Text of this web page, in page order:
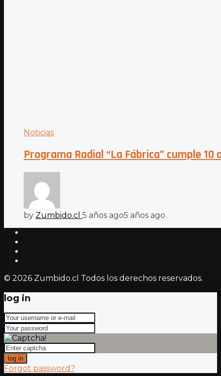
Noticias
Programa Radial “La Fábrica” cumple
by Zumbido.cl 5 años ago5 años ago
© 2026 Zumbido.cl Todos los derechos reservados.
log in
log in
Forgot password?